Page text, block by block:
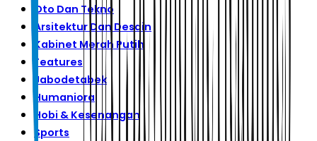
Oto Dan Tekno
Arsitektur Dan Desain
Kabinet Merah Putih
Features
Jabodetabek
Humaniora
Hobi & Kesenangan
Sports